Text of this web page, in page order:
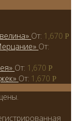
От: 1,670 Р
От:
От: 1,670 Р
От: 1,670 Р